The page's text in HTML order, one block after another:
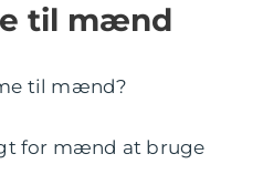
til mænd
til mænd?
for mænd at bruge